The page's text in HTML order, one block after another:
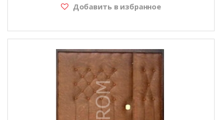
Добавить в избранное